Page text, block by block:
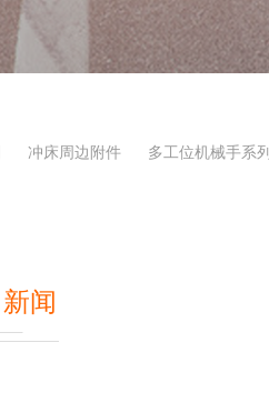
冲床周边附件 多工位机械手系列
闻